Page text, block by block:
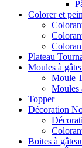
Colorer et
Plateau
Moules à
Moule
Moules
Topper
Décoration
Boites à